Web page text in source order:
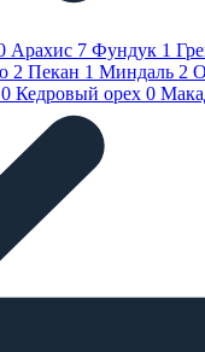
Арахис 7 Фундук 1
2 Пекан 1 Миндаль 2
0 Кедровый орех 0